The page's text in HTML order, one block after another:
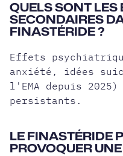
QUELS SONT LES
SECONDAIRES
FINASTÉRIDE ?
Effets
anxiété, idées
l'EMA depuis
persistants.
LE FINASTÉRIDE
PROVOQUER